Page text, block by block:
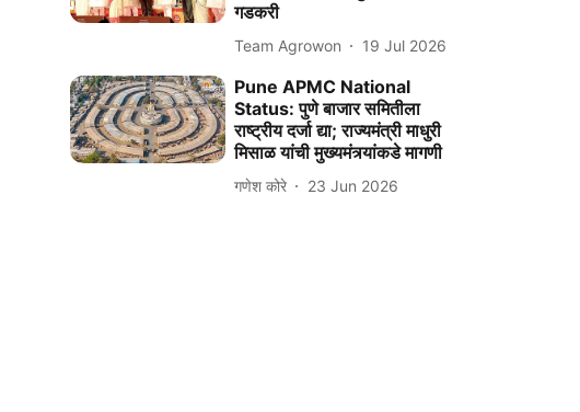
गडकरी
Team Agrowon 19 Jul 2026
Pune APMC National
Status: पुणे बाजार समितीला
राष्ट्रीय दर्जा द्या; राज्यमंत्री माधुरी
मिसाळ यांची मुख्यमंत्र्यांकडे मागणी
गणेश कोरे 23 Jun 2026